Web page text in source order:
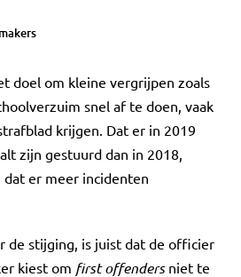
doel om kleine vergrijpen zoals
snel af te doen, vaak
krijgen. Dat er in 2019
zijn gestuurd dan in 2018,
er meer incidenten
de stijging, is juist dat de officier
kiest om first offendersniet te